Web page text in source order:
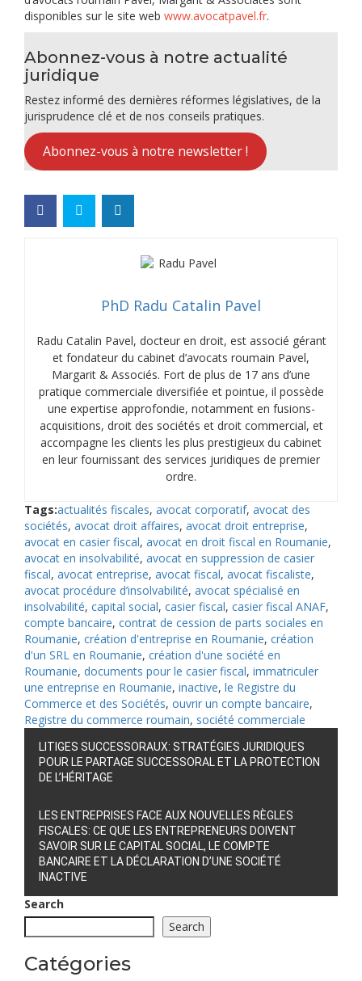
disponibles sur le site web www.avocatpavel.fr.
Abonnez-vous à notre actualité
juridique
Restez informé des dernières réformes législatives, de la
jurisprudence clé et de nos conseils pratiques.
Abonnez-vous à notre newsletter !
PhD Radu Catalin Pavel
Radu Catalin Pavel, docteur en droit, est associé gérant
et fondateur du cabinet d’avocats roumain Pavel,
Margarit & Associés. Fort de plus de 17 ans d’une
pratique commerciale diversifiée et pointue, il possède
une expertise approfondie, notamment en fusions-
acquisitions, droit des sociétés et droit commercial, et
accompagne les clients les plus prestigieux du cabinet
en leur fournissant des services juridiques de premier
ordre.
Tags:actualités fiscales, avocat corporatif, avocat des
sociétés, avocat droit affaires, avocat droit entreprise,
avocat en casier fiscal, avocat en droit fiscal en Roumanie,
avocat en insolvabilité, avocat en suppression de casier
fiscal, avocat entreprise, avocat fiscal, avocat fiscaliste,
avocat procédure d’insolvabilité, avocat spécialisé en
insolvabilité, capital social, casier fiscal, casier fiscal ANAF,
compte bancaire, contrat de cession de parts sociales en
Roumanie, création d'entreprise en Roumanie, création
d'un SRL en Roumanie, création d'une société en
Roumanie, documents pour le casier fiscal, immatriculer
une entreprise en Roumanie, inactive, le Registre du
Commerce et des Sociétés, ouvrir un compte bancaire,
Registre du commerce roumain, société commerciale
Navigation
de
LITIGES SUCCESSORAUX: STRATÉGIES JURIDIQUES
POUR LE PARTAGE SUCCESSORAL ET LA PROTECTION
DE L’HÉRITAGE
LES ENTREPRISES FACE AUX NOUVELLES RÈGLES
FISCALES: CE QUE LES ENTREPRENEURS DOIVENT
SAVOIR SUR LE CAPITAL SOCIAL, LE COMPTE
BANCAIRE ET LA DÉCLARATION D’UNE SOCIÉTÉ
INACTIVE
Search
Search
Catégories